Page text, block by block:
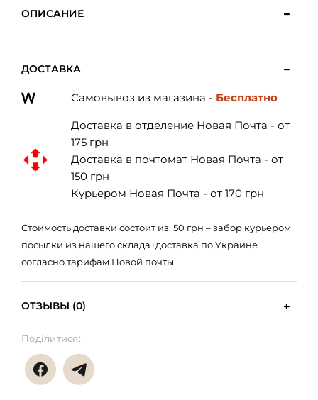
ОПИСАНИЕ
ДОСТАВКА
Самовывоз из магазина - Бесплатно
Доставка в отделение Новая Почта - от
175 грн
Доставка в почтомат Новая Почта - от
150 грн
Курьером Новая Почта - от 170 грн
Стоимость доставки состоит из: 50 грн – забор курьером
посылки из нашего склада+доставка по Украине
согласно тарифам Новой почты.
ОТЗЫВЫ (0)
Поділитися: